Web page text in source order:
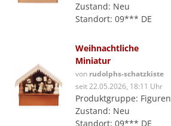
Zustand: Neu
Standort: 09*** DE
Weihnachtliche
Miniatur
von rudolphs-schatzkiste
seit 22.05.2026, 18:11 Uhr
Produktgruppe: Figuren
Zustand: Neu
Standort: 09*** DE